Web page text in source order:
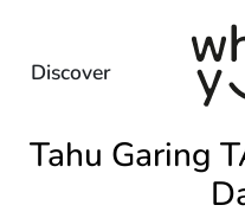
Discover
Tahu Garing